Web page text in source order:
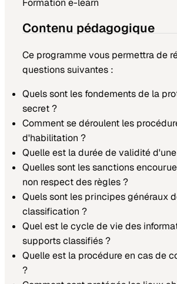
Formation e-learn
Contenu pédagogique
Ce programme vous permettra de
questions suivantes :
Quels sont les fondements de la
secret ?
Comment se déroulent les
d'habilitation ?
Quelle est la durée de validité
Quelles sont les sanctions
non respect des règles ?
Quels sont les principes généraux
classification ?
Quel est le cycle de vie des
supports classifiés ?
Quelle est la procédure en cas de
?